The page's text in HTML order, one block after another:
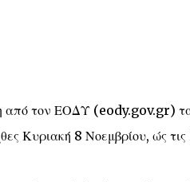
από τον ΕΟΔΥ (eody.gov.gr)
Κυριακή 8 Νοεμβρίου, ώς τις